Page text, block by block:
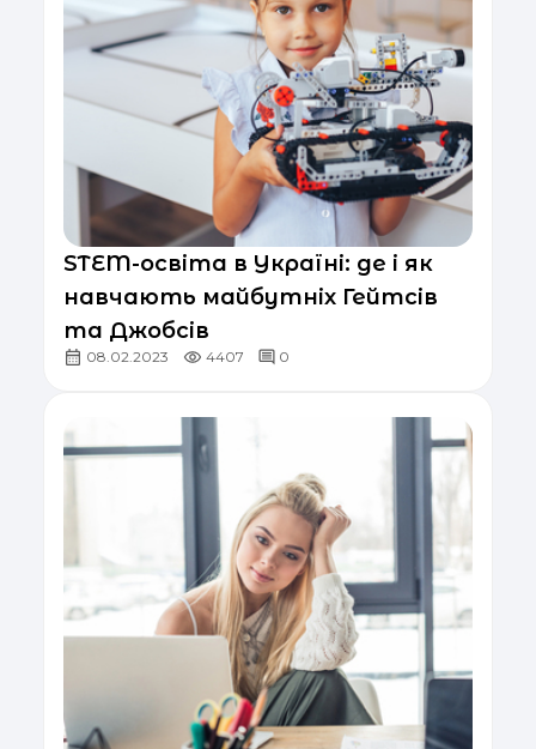
STEM-освіта в Україні: де і як
навчають майбутніх Гейтсів
та Джобсів
08.02.2023 4407 0